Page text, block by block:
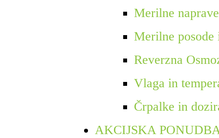
Merilne
Merilne posode
Reverzna
Vlaga in
Črpalke in
AKCIJSKA